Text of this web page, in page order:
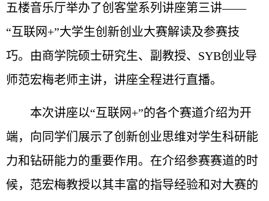
五楼音乐厅举办了创客堂系列讲座第三讲——
“互联网+”大学生创新创业大赛解读及参赛技
巧。由商学院硕士研究生、副教授、SYB创业导
师范宏梅老师主讲，讲座全程进行直播。
本次讲座以“互联网+”的各个赛道介绍为开
端，向同学们展示了创新创业思维对学生科研能
力和钻研能力的重要作用。在介绍参赛赛道的时
候，范宏梅教授以其丰富的指导经验和对大赛的